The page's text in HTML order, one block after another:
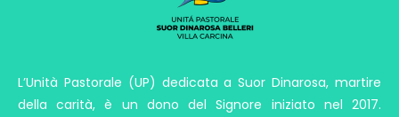
L’Unità Pastorale (UP) dedicata a Suor Dinarosa, martire
della carità, è un dono del Signore iniziato nel 2017.